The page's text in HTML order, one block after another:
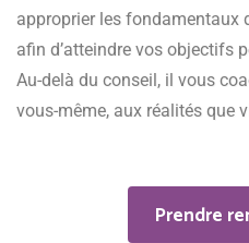
approprier les fondamentaux
afin d’atteindre vos objectifs
Au-delà du conseil, il vous
vous-même, aux réalités que
Prendre